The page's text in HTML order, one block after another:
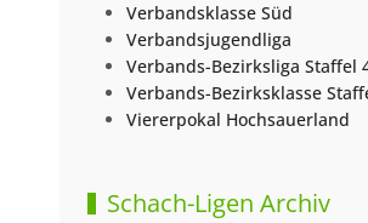
Verbandsklasse Süd
Verbandsjugendliga
Verbands-Bezirksliga Staffel
Verbands-Bezirksklasse
Viererpokal Hochsauerland
Schach-Ligen Archiv